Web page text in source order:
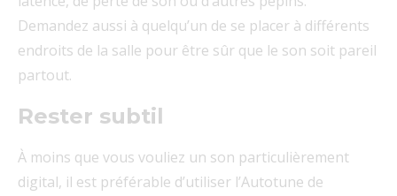
Demandez aussi à quelqu’un de se placer à différents
endroits de la salle pour être sûr que le son soit pareil
partout.
Rester subtil
À moins que vous vouliez un son particulièrement
digital, il est préférable d’utiliser l’Autotune de